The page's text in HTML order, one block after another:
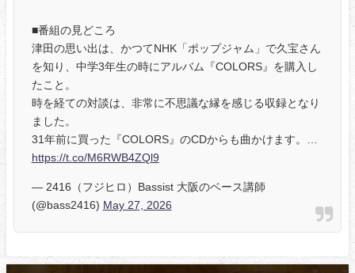
■番組の見どころ
津田の思い出は、かつてNHK「ポップジャム」で久宝さん
を知り、中学3年生の時にアルバム『COLORS』を購入し
たこと。
時を経ての対談は、非常に不思議な縁を感じる収録となり
ました。
31年前に買った『COLORS』のCDからも曲かけます。…
https://t.co/M6RWB4ZQl9
— 2416（フジヒロ）Bassist 大阪のベース講師
(@bass2416) May 27, 2026